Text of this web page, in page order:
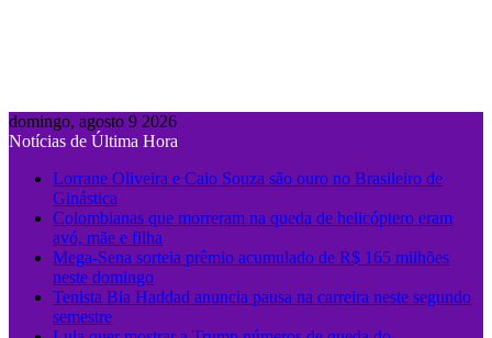
domingo, agosto 9 2026
Notícias de Última Hora
Lorrane Oliveira e Caio Souza são ouro no Brasileiro de
Ginástica
Colombianas que morreram na queda de helicóptero eram
avó, mãe e filha
Mega-Sena sorteia prêmio acumulado de R$ 165 milhões
neste domingo
Tenista Bia Haddad anuncia pausa na carreira neste segundo
semestre